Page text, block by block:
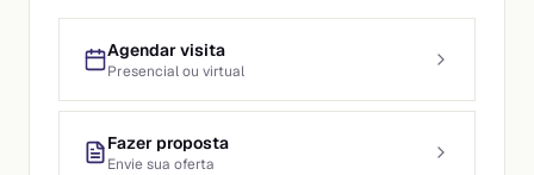
Agendar visita
Presencial ou virtual
Fazer proposta
Envie sua oferta